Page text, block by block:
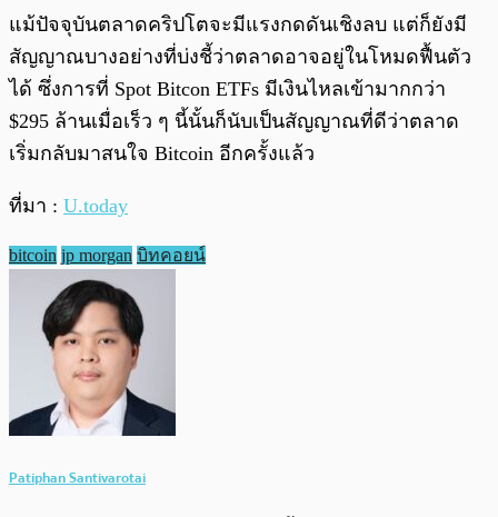
แม้ปัจจุบันตลาดคริปโตจะมีแรงกดดันเชิงลบ แต่ก็ยังมี
สัญญาณบางอย่างที่บ่งชี้ว่าตลาดอาจอยู่ในโหมดฟื้นตัว
ได้ ซึ่งการที่ Spot Bitcon ETFs มีเงินไหลเข้ามากกว่า
$295 ล้านเมื่อเร็ว ๆ นี้นั้นก็นับเป็นสัญญาณที่ดีว่าตลาด
เริ่มกลับมาสนใจ Bitcoin อีกครั้งแล้ว
ที่มา : U.today
bitcoin jp morgan บิทคอยน์
Patiphan Santivarotai